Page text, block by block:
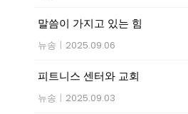
말씀이 가지고 있는 힘
뉴송 | 2025.09.06
피트니스 센터와 교회
뉴송 | 2025.09.03